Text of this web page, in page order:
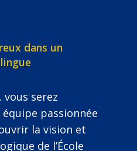
dans un
vous serez
passionnée
la vision et
de l’École